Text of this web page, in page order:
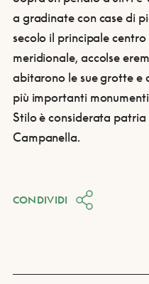
a gradinate con case di
secolo il principale
meridionale, accolse
abitarono le sue grotte e
più importanti
Stilo è considerata
Campanella.
CONDIVIDI